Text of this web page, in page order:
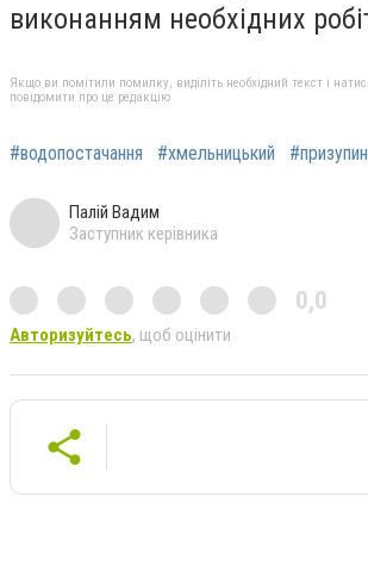
виконанням необхідних
Якщо ви помітили помилку, виділіть необхідний текст і
повідомити про це редакцію
#водопостачання #хмельницький
Палій Вадим
Заступник керівника
0,0
Авторизуйтесь, щоб оцінити